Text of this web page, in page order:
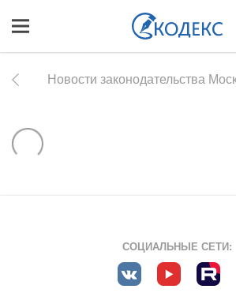
Новости законодательства
СОЦИАЛЬНЫЕ СЕТИ: